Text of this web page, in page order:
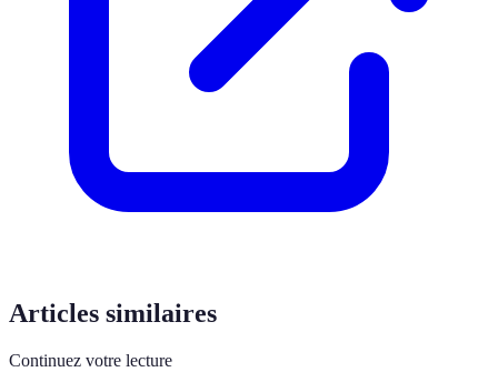
Articles similaires
Continuez votre lecture